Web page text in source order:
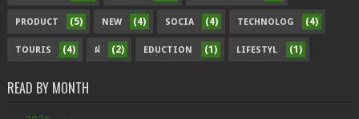
PRODUCT (5) NEW (4) SOCIA (4) TECHNOLOG (4)
TOURIS (4) ฝ (2) EDUCTION (1) LIFESTYL (1)
READ BY MONTH